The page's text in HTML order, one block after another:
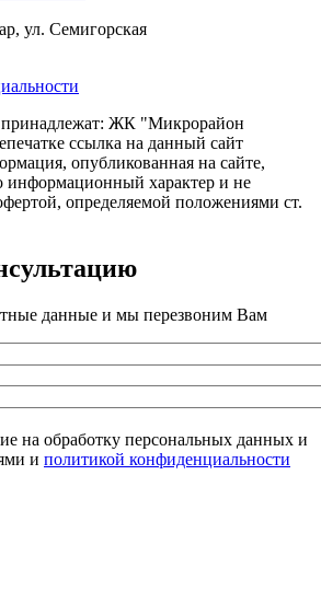
ул. Семигорская
принадлежат: ЖК "Микрорайон
ссылка на данный сайт
опубликованная на сайте,
информационный характер и не
определяемой положениями ст.
данные и мы перезвоним Вам
на обработку персональных данных и
и политикой конфиденциальности